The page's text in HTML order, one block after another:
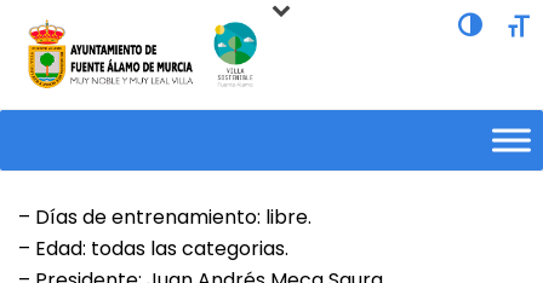
Alternar
– Días de entrenamiento: libre.
– Edad: todas las categorias.